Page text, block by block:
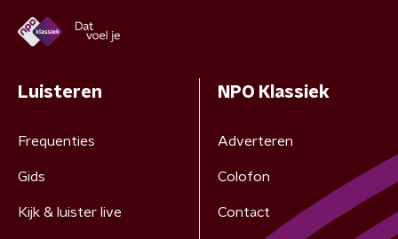
Luisteren
Frequenties
Gids
Kijk & luister live
NPO Klassiek
Adverteren
Colofon
Contact